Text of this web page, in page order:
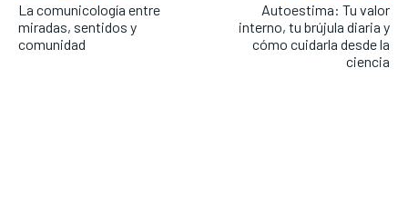
La comunicología entre
miradas, sentidos y
comunidad
Autoestima: Tu valor
interno, tu brújula diaria y
cómo cuidarla desde la
ciencia